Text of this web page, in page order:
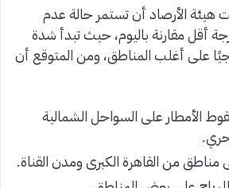
هيئة الأرصاد أن تستمر حالة عدم
أقل مقارنة باليوم، حيث تبدأ شدة
على أغلب المناطق، ومن المتوقع أن
الأمطار على السواحل الشمالية
من القاهرة الكبرى ومدن القناة.